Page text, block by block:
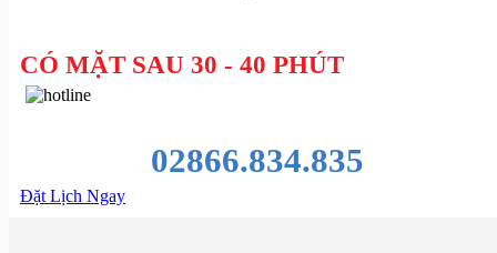
CÓ MẶT SAU 30 - 40 PHÚT
02866.834.835
Đặt Lịch Ngay